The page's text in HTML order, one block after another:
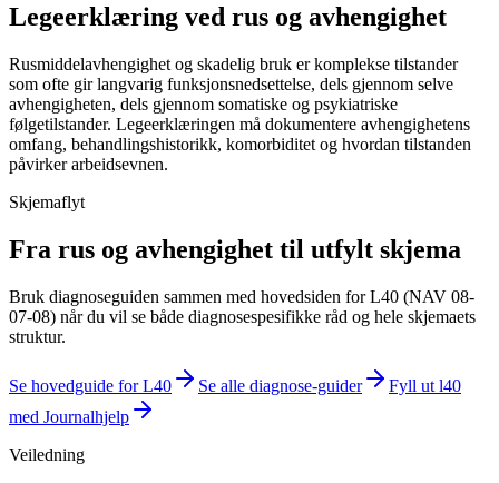
Legeerklæring ved rus og avhengighet
Rusmiddelavhengighet og skadelig bruk er komplekse tilstander
som ofte gir langvarig funksjonsnedsettelse, dels gjennom selve
avhengigheten, dels gjennom somatiske og psykiatriske
følgetilstander. Legeerklæringen må dokumentere avhengighetens
omfang, behandlingshistorikk, komorbiditet og hvordan tilstanden
påvirker arbeidsevnen.
Skjemaflyt
Fra rus og avhengighet til utfylt skjema
Bruk diagnoseguiden sammen med hovedsiden forL40 (NAV 08-
07-08) når du vil se både diagnosespesifikke råd og hele skjemaets
struktur.
Se hovedguide forL40 Se alle diagnose-guider Fyll ut l40
med Journalhjelp
Veiledning